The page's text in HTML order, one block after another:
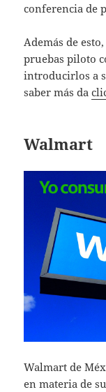
conferencia de
Además de
pruebas piloto
introducirlos a
saber más da
Walmart
Walmart de
en materia de